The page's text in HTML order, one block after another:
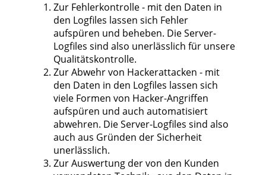
Zur Fehlerkontrolle - mit den Daten in
den Logfiles lassen sich Fehler
aufspüren und beheben. Die Server-
Logfiles sind also unerlässlich für unsere
Qualitätskontrolle.
Zur Abwehr von Hackerattacken - mit
den Daten in den Logfiles lassen sich
viele Formen von Hacker-Angriffen
aufspüren und auch automatisiert
abwehren. Die Server-Logfiles sind also
auch aus Gründen der Sicherheit
unerlässlich.
Zur Auswertung der von den Kunden